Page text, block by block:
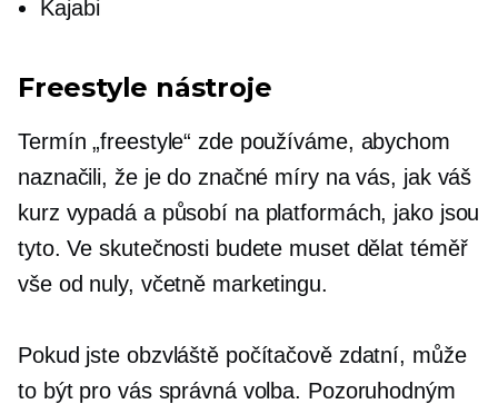
Kajabi
Freestyle nástroje
Termín „freestyle“ zde používáme, abychom
naznačili, že je do značné míry na vás, jak váš
kurz vypadá a působí na platformách, jako jsou
tyto. Ve skutečnosti budete muset dělat téměř
vše od nuly, včetně marketingu.
Pokud jste obzvláště počítačově zdatní, může
to být pro vás správná volba. Pozoruhodným